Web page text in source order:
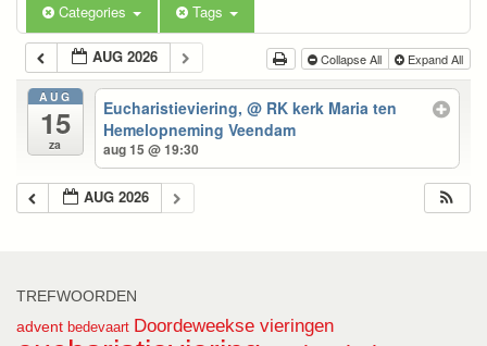
Categories Tags
AUG 2026 Collapse All Expand All
AUG
15
za
Eucharistieviering,@ RK kerk Maria ten
Hemelopneming Veendam
aug 15 @ 19:30
AUG 2026
TREFWOORDEN
advent bedevaart Doordeweekse vieringen